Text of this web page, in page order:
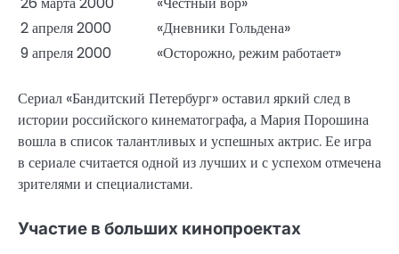
2 апреля 2000
«Дневники Гольдена»
9 апреля 2000
«Осторожно, режим работает»
Сериал «Бандитский Петербург» оставил яркий след в
истории российского кинематографа, а Мария Порошина
вошла в список талантливых и успешных актрис. Ее игра
в сериале считается одной из лучших и с успехом отмечена
зрителями и специалистами.
Участие в больших кинопроектах